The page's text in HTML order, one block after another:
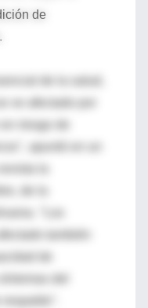
de
riesgo de
apuntó en un
de la
también
de